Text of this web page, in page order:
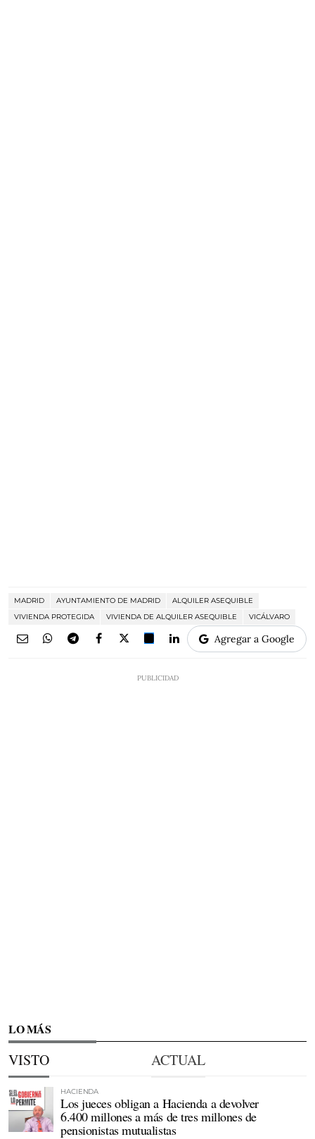
MADRID AYUNTAMIENTO DE MADRID
ALQUILER ASEQUIBLE
VIVIENDA PROTEGIDA
VIVIENDA DE ALQUILER ASEQUIBLE VICÁLVARO
Agregar a Google
LO MÁS
VISTO ACTUAL
HACIENDA
Los jueces obligan a Hacienda a devolver
6.400 millones a más de tres millones de
pensionistas mutualistas